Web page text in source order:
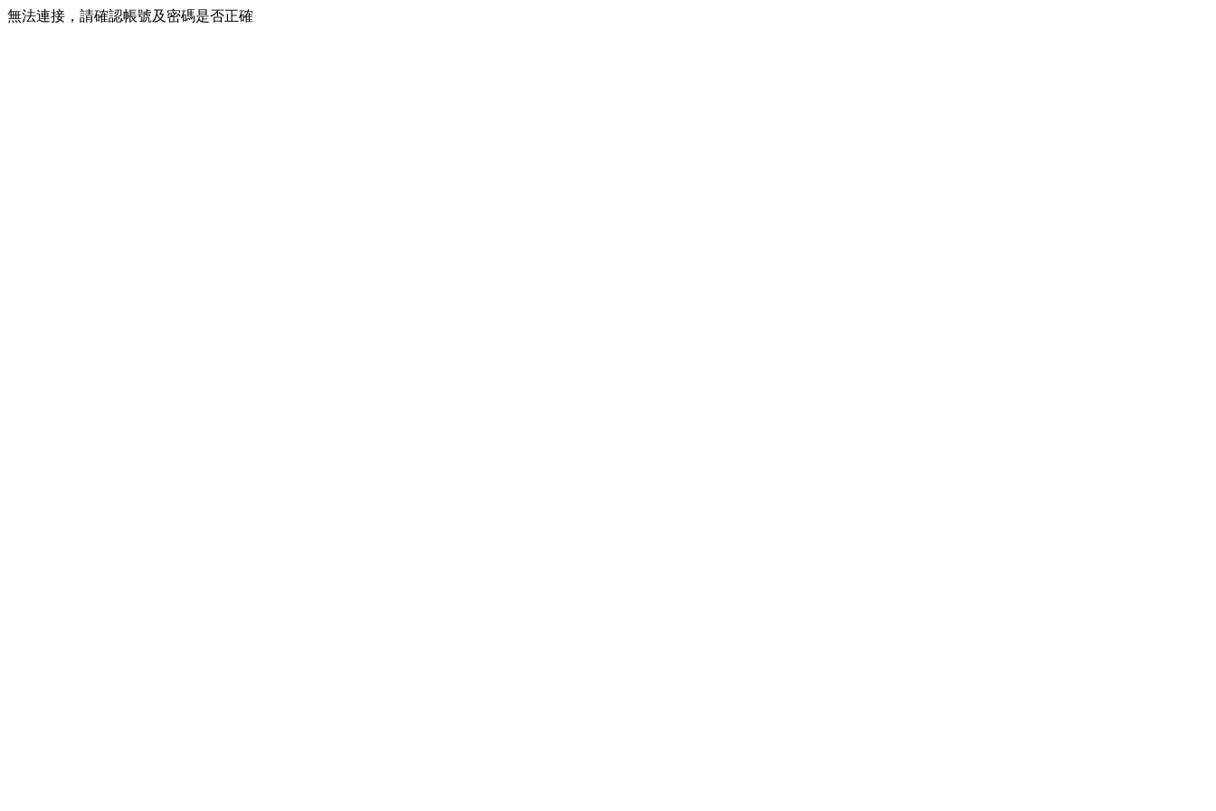
無法連接，請確認帳號及密碼是否正確